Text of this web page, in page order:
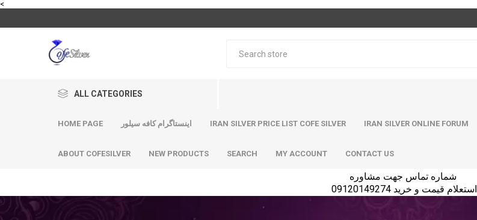
<
ALL CATEGORIES
HOME PAGE اینستاگرام کافه سیلور IRAN SILVER PRICE LIST COFE SILVER IRAN SILVER ONLINE FORUM
ABOUT COFESILVER NEW PRODUCTS SEARCH MY ACCOUNT CONTACT US
استعلام قیمت و خرید 09120149274